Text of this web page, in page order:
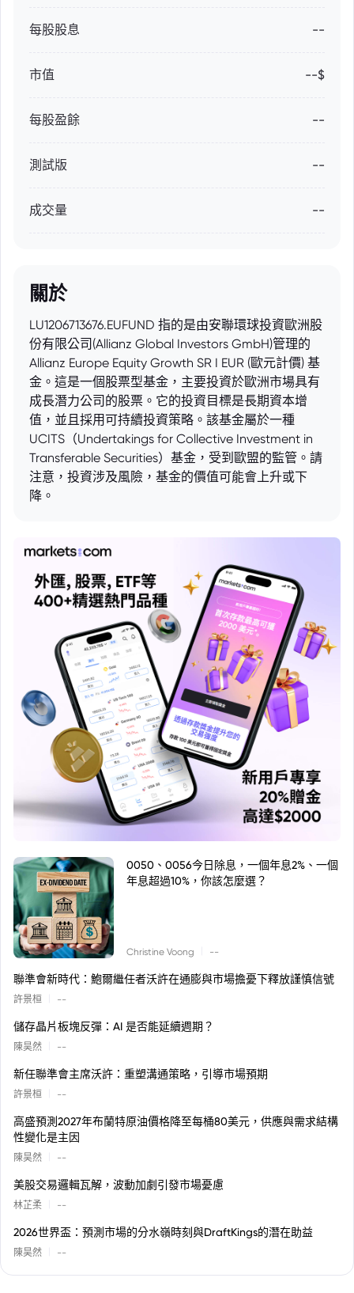
每股股息 --
市值 --$
每股盈餘 --
測試版 --
成交量 --
關於
LU1206713676.EUFUND 指的是由安聯環球投資歐洲股
份有限公司(Allianz Global Investors GmbH)管理的
Allianz Europe Equity Growth SR I EUR (歐元計價) 基
金。這是一個股票型基金，主要投資於歐洲市場具有
成長潛力公司的股票。它的投資目標是長期資本增
值，並且採用可持續投資策略。該基金屬於一種
UCITS（Undertakings for Collective Investment in
Transferable Securities）基金，受到歐盟的監管。請
注意，投資涉及風險，基金的價值可能會上升或下
降。
0050、0056今日除息，一個年息2%、一個
年息超過10%，你該怎麼選？
Christine Voong --
聯準會新時代：鮑爾繼任者沃許在通膨與市場擔憂下釋放謹慎信號
許景桓 --
儲存晶片板塊反彈：AI 是否能延續週期？
陳昊然 --
新任聯準會主席沃許：重塑溝通策略，引導市場預期
許景桓 --
高盛預測2027年布蘭特原油價格降至每桶80美元，供應與需求結構
性變化是主因
陳昊然 --
美股交易邏輯瓦解，波動加劇引發市場憂慮
林芷柔 --
2026世界盃：預測市場的分水嶺時刻與DraftKings的潛在助益
陳昊然 --